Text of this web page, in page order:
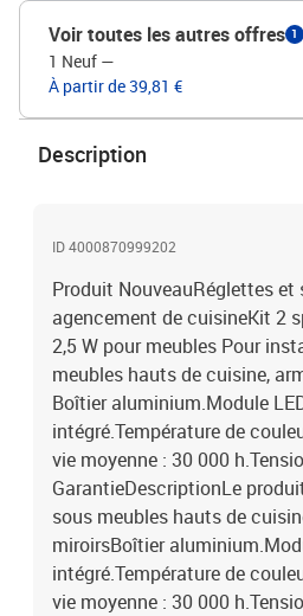
Voir toutes les autres offres 1
1 Neuf —
À partir de 39,81 €
Description
ID 4000870999202
Produit NouveauRéglettes et
agencement de cuisineKit 2
2,5 W pour meubles Pour
meubles hauts de cuisine,
Boîtier aluminium.Module
intégré.Température de
vie moyenne : 30 000
GarantieDescriptionLe
sous meubles hauts de
miroirsBoîtier
intégré.Température de
vie moyenne : 30 000